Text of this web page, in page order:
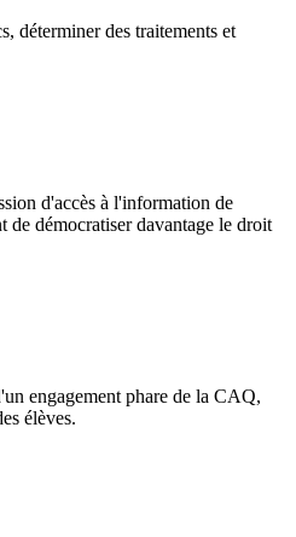
déterminer des traitements et
d'accès à l'information de
de démocratiser davantage le droit
engagement phare de la CAQ,
élèves.